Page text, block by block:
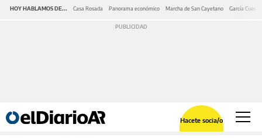
HOY HABLAMOS DE... Casa Rosada Panorama económico Marcha de San Cayetano García Cuerva
Hacete socia/o